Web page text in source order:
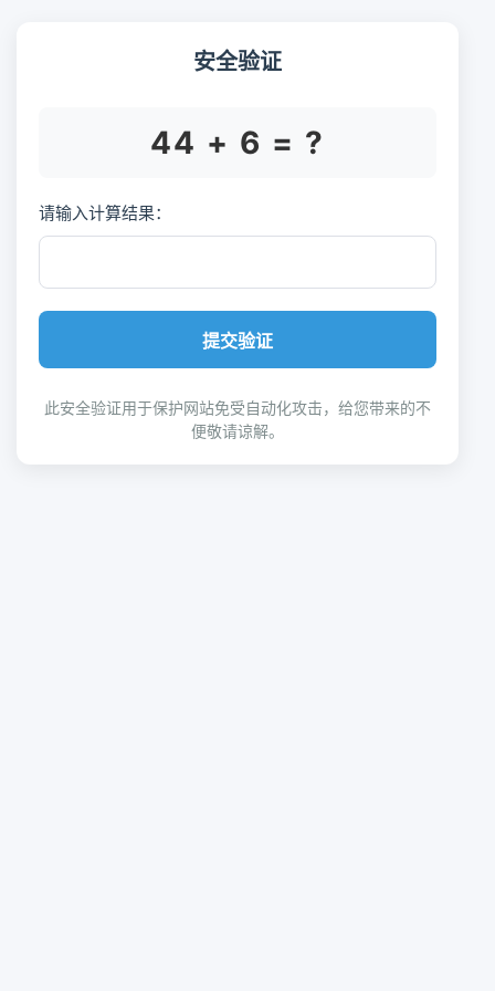
安全验证
44 + 6 = ?
请输入计算结果：
提交验证
此安全验证用于保护网站免受自动化攻击，给您带来的不
便敬请谅解。